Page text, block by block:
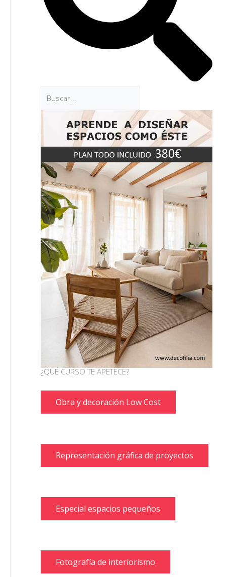
¿QUÉ CURSO TE APETECE?
Obra y decoración Low Cost
Representación gráfica de proyectos
Especial espacios pequeños
Fotografía de interiorismo